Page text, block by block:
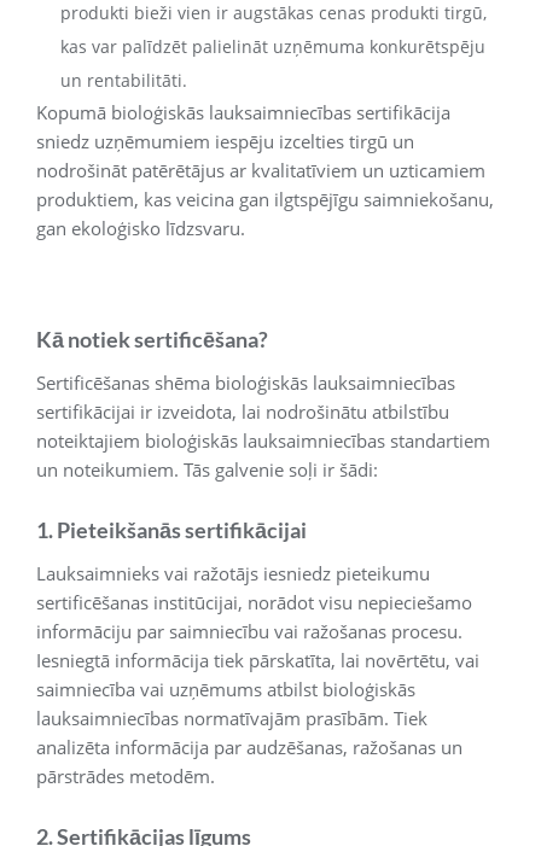
produkti bieži vien ir augstākas cenas produkti tirgū,
kas var palīdzēt palielināt uzņēmuma konkurētspēju
un rentabilitāti.
Kopumā bioloģiskās lauksaimniecības sertifikācija
sniedz uzņēmumiem iespēju izcelties tirgū un
nodrošināt patērētājus ar kvalitatīviem un uzticamiem
produktiem, kas veicina gan ilgtspējīgu saimniekošanu,
gan ekoloģisko līdzsvaru.
Kā notiek sertificēšana?
Sertificēšanas shēma bioloģiskās lauksaimniecības
sertifikācijai ir izveidota, lai nodrošinātu atbilstību
noteiktajiem bioloģiskās lauksaimniecības standartiem
un noteikumiem. Tās galvenie soļi ir šādi:
1. Pieteikšanās sertifikācijai
Lauksaimnieks vai ražotājs iesniedz pieteikumu
sertificēšanas institūcijai, norādot visu nepieciešamo
informāciju par saimniecību vai ražošanas procesu.
Iesniegtā informācija tiek pārskatīta, lai novērtētu, vai
saimniecība vai uzņēmums atbilst bioloģiskās
lauksaimniecības normatīvajām prasībām. Tiek
analizēta informācija par audzēšanas, ražošanas un
pārstrādes metodēm.
2. Sertifikācijas līgums